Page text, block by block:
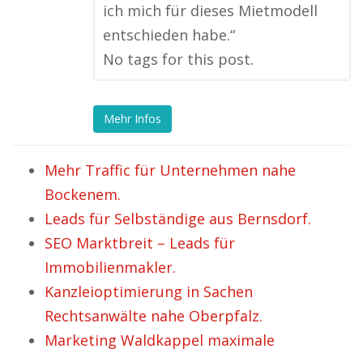
ich mich für dieses Mietmodell
entschieden habe.“
No tags for this post.
Mehr Infos
Mehr Traffic für Unternehmen nahe
Bockenem.
Leads für Selbständige aus Bernsdorf.
SEO Marktbreit – Leads für
Immobilienmakler.
Kanzleioptimierung in Sachen
Rechtsanwälte nahe Oberpfalz.
Marketing Waldkappel maximale